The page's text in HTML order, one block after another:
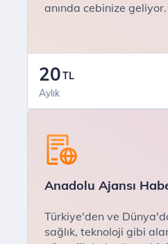
anında cebinize geliyor.
20TL
Aylık
Anadolu Ajansı
Türkiye'den ve
sağlık, teknoloji gibi